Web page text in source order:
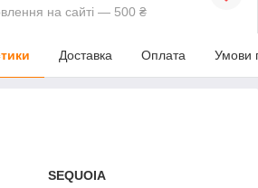
на сайті — 500 ₴
Доставка Оплата Умови
SEQUOIA